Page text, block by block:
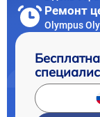
Ремонт
Olympus